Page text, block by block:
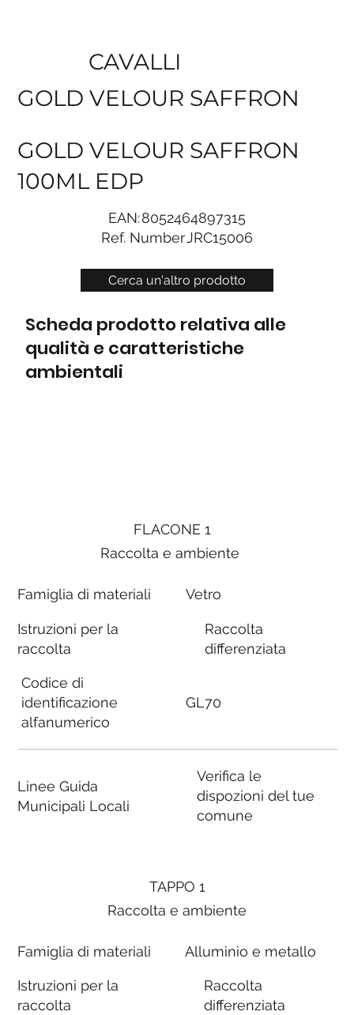
Cerca un'altro prodotto
CAVALLI
GOLD VELOUR SAFFRON
GOLD VELOUR SAFFRON
100ML EDP
EAN:8052464897315
Ref. NumberJRC15006
Scheda prodotto relativa alle
qualità e caratteristiche
ambientali
FLACONE 1
Raccolta e ambiente
Famiglia di materiali
Istruzioni per la
raccolta
Codice di
identificazione
alfanumerico
Linee Guida
Municipali Locali
Vetro
Raccolta
differenziata
GL70
Verifica le
dispozioni del tue
comune
TAPPO 1
Raccolta e ambiente
Famiglia di materiali
Istruzioni per la
raccolta
Alluminio e metallo
Raccolta
differenziata